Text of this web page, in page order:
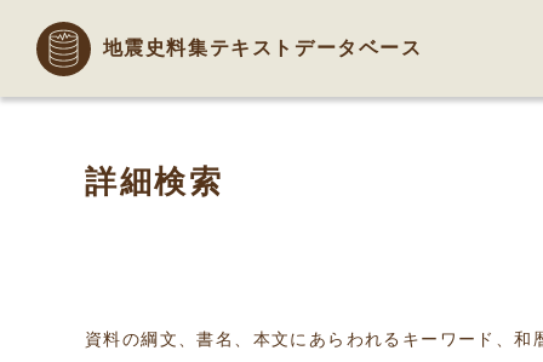
地震史料集テキストデータベース
詳細検索
資料の綱文、書名、本文にあらわれるキーワード、